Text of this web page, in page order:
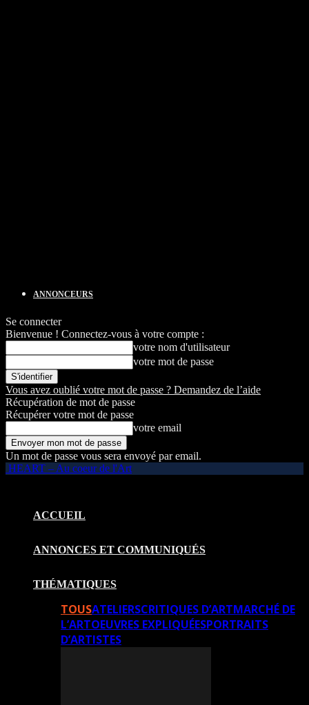
ANNONCEURS
Se connecter
Bienvenue ! Connectez-vous à votre compte :
votre nom d'utilisateur
votre mot de passe
Vous avez oublié votre mot de passe ? Demandez de l’aide
Récupération de mot de passe
Récupérer votre mot de passe
votre email
Un mot de passe vous sera envoyé par email.
HEART – Au coeur de l'Art
ACCUEIL
ANNONCES ET COMMUNIQUÉS
THÉMATIQUES
TOUSATELIERSCRITIQUES D’ARTMARCHÉ DE
L’ARTOEUVRES EXPLIQUÉESPORTRAITS
D’ARTISTES